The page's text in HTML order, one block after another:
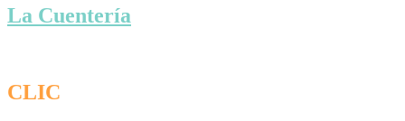
La Cuentería
CLIC